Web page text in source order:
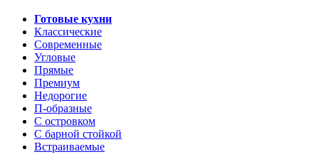
Готовые кухни
Классические
Современные
Угловые
Прямые
Премиум
Недорогие
П-образные
С островком
С барной стойкой
Встраиваемые